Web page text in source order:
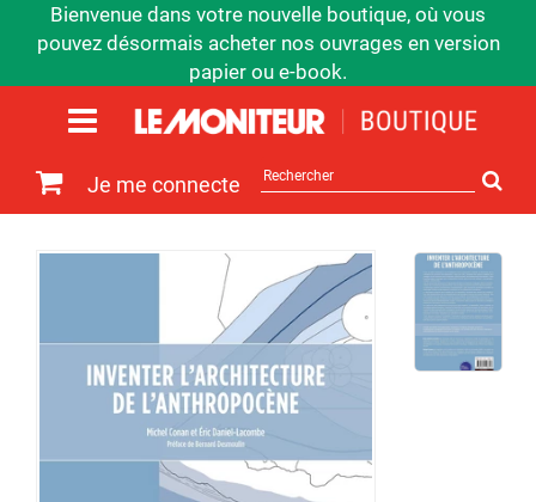
Bienvenue dans votre nouvelle boutique, où vous
pouvez désormais acheter nos ouvrages en version
papier ou e-book.
Je me connecte
sur
le